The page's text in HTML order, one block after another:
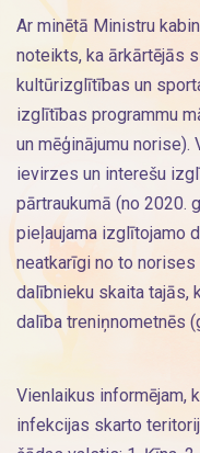
Ar minētā Ministru
noteikts, ka ārkārtējās
kultūrizglītības un
izglītības programmu
un mēģinājumu
ievirzes un interešu
pārtraukumā (no 2020.
pieļaujama izglītojamo
neatkarīgi no to
dalībnieku skaita tajās,
dalība treniņnometnēs
Vienlaikus informējam,
infekcijas skarto